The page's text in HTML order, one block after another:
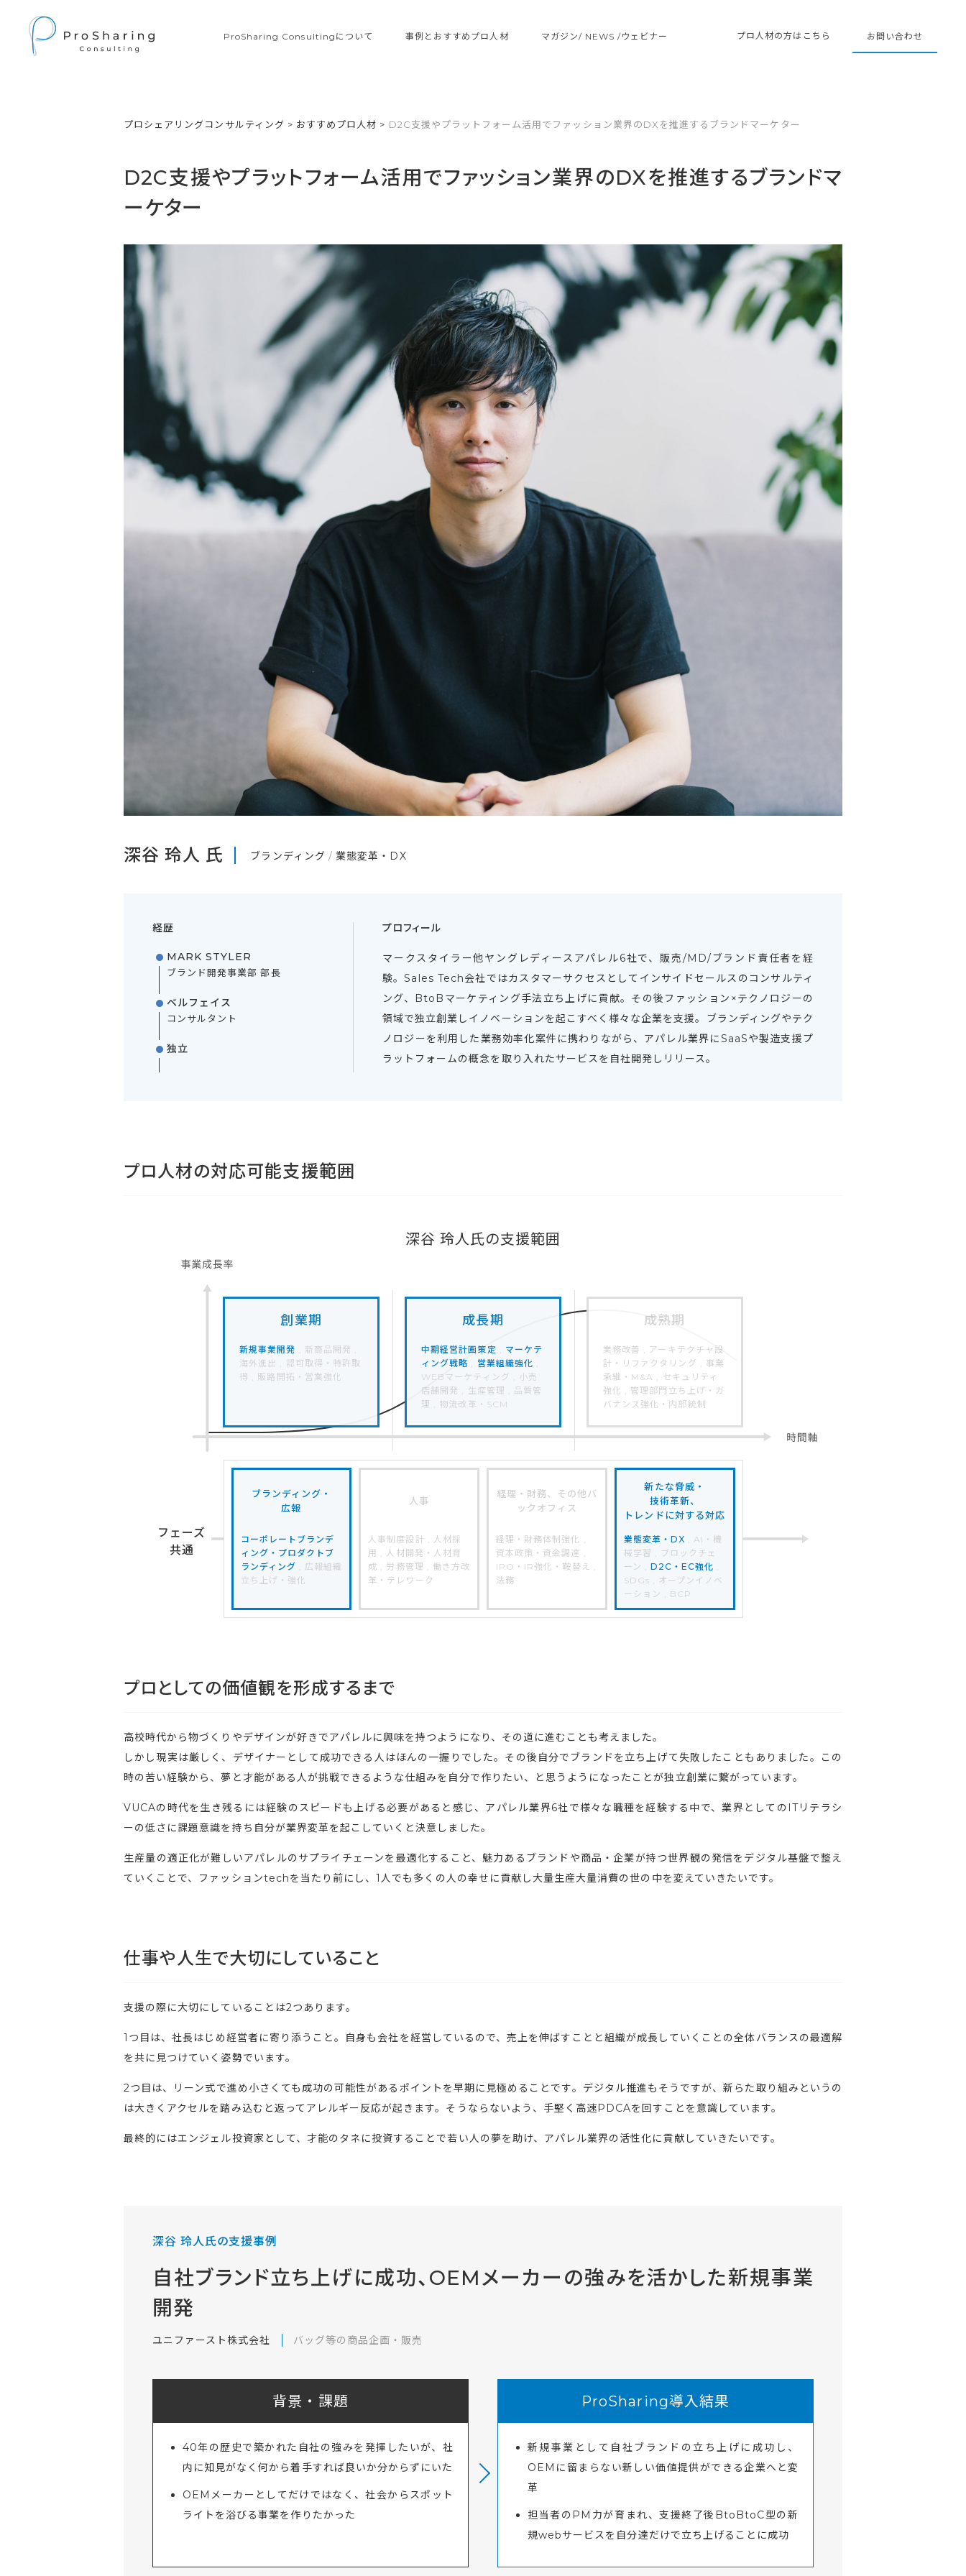
ProSharing Consultingについて 事例とおすすめプロ人材 マガジン/ NEWS /ウェビナー プロ人材の方はこちら お問い合わせ
プロシェアリングコンサルティング > おすすめプロ人材 > D2C支援やプラットフォーム活用でファッション業界のDXを推進するブランドマーケター
D2C支援やプラットフォーム活用でファッション業界のDXを推進するブランドマ
ーケター
深谷 玲人 氏 ブランディング 業態変革・DX
経歴
MARK STYLER
ブランド開発事業部 部長
ベルフェイス
コンサルタント
独立
プロフィール
マークスタイラー他ヤングレディースアパレル6社で、販売/MD/ブランド責任者を経
験。Sales Tech会社ではカスタマーサクセスとしてインサイドセールスのコンサルティ
ング、BtoBマーケティング手法立ち上げに貢献。その後ファッション×テクノロジーの
領域で独立創業しイノベーションを起こすべく様々な企業を支援。ブランディングやテク
ノロジーを利用した業務効率化案件に携わりながら、アパレル業界にSaaSや製造支援プ
ラットフォームの概念を取り入れたサービスを自社開発しリリース。
プロ人材の対応可能支援範囲
深谷 玲人氏の支援範囲
創業期
新規事業開発
, 新商品開発 ,
海外進出 , 認可取得・特許取
得 , 販路開拓・営業強化
成⻑期
中期経営計画策定
マーケテ
ィング戦略
営業組織強化
WEBマーケティング , 小売
店舗開発 , 生産管理 , 品質管
理 , 物流改革・SCM
成熟期
業務改善 , アーキテクチャ設
計・リファクタリング , 事業
承継・M&A , セキュリティ
強化 , 管理部門立ち上げ・ガ
バナンス強化・内部統制
フェーズ
共通
ブランディング・
広報
コーポレートブランデ
ィング・プロダクトブ
ランディング , 広報組織
立ち上げ・強化
人事
人事制度設計 , 人材採
用 , 人材開発・人材育
成 , 労務管理 , 働き方改
革・テレワーク
経理・財務、その他バ
ックオフィス
経理・財務体制強化 ,
資本政策・資金調達 ,
IPO・IR強化・鞍替え ,
法務
新たな脅威・
技術革新、
トレンドに対する対応
業態変革・DX , AI・機
械学習 , ブロックチェ
ーン , D2C・EC強化
SDGs , オープンイノベ
ーション , BCP
プロとしての価値観を形成するまで
高校時代から物づくりやデザインが好きでアパレルに興味を持つようになり、その道に進むことも考えました。
しかし現実は厳しく、デザイナーとして成功できる人はほんの一握りでした。その後自分でブランドを立ち上げて失敗したこともありました。この
時の苦い経験から、夢と才能がある人が挑戦できるような仕組みを自分で作りたい、と思うようになったことが独立創業に繋がっています。
VUCAの時代を生き残るには経験のスピードも上げる必要があると感じ、アパレル業界6社で様々な職種を経験する中で、業界としてのITリテラシ
ーの低さに課題意識を持ち自分が業界変革を起こしていくと決意しました。
生産量の適正化が難しいアパレルのサプライチェーンを最適化すること、魅力あるブランドや商品・企業が持つ世界観の発信をデジタル基盤で整え
ていくことで、ファッションtechを当たり前にし、1人でも多くの人の幸せに貢献し大量生産大量消費の世の中を変えていきたいです。
仕事や人生で大切にしていること
支援の際に大切にしていることは2つあります。
1つ目は、社長はじめ経営者に寄り添うこと。自身も会社を経営しているので、売上を伸ばすことと組織が成長していくことの全体バランスの最適解
を共に見つけていく姿勢でいます。
2つ目は、リーン式で進め小さくても成功の可能性があるポイントを早期に見極めることです。デジタル推進もそうですが、新らた取り組みというの
は大きくアクセルを踏み込むと返ってアレルギー反応が起きます。そうならないよう、手堅く高速PDCAを回すことを意識しています。
最終的にはエンジェル投資家として、才能のタネに投資することで若い人の夢を助け、アパレル業界の活性化に貢献していきたいです。
深谷 玲人氏の支援事例
自社ブランド立ち上げに成功、OEMメーカーの強みを活かした新規事業
開発
ユニファースト株式会社 バッグ等の商品企画・販売
背景・課題
40年の歴史で築かれた自社の強みを発揮したいが、社
内に知見がなく何から着手すれば良いか分からずにいた
OEMメーカーとしてだけではなく、社会からスポット
ライトを浴びる事業を作りたかった
ProSharing導入結果
新規事業として自社ブランドの立ち上げに成功し、
OEMに留まらない新しい価値提供ができる企業へと変
革
担当者のPM力が育まれ、支援終了後BtoBtoC型の新
規webサービスを自分達だけで立ち上げることに成功